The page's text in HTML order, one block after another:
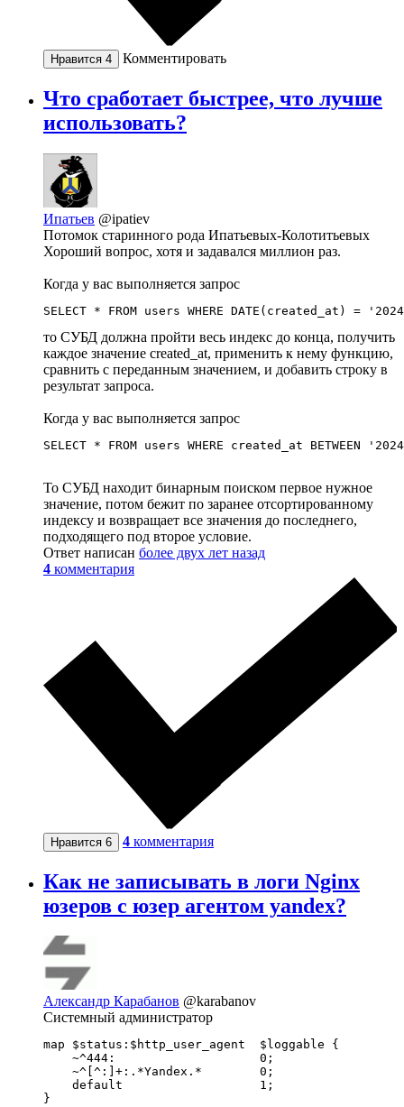
Нравится 4 Комментировать
Что сработает быстрее, что лучше
использовать?
Ипатьев @ipatiev
Потомок старинного рода Ипатьевых-Колотитьевых
Хороший вопрос, хотя и задавался миллион раз.
Когда у вас выполняется запрос
SELECT * FROM users WHERE DATE(created_at) =
то СУБД должна пройти весь индекс до конца, получить
каждое значение created_at, применить к нему функцию,
сравнить с переданным значением, и добавить строку в
результат запроса.
Когда у вас выполняется запрос
SELECT * FROM users WHERE created_at BETWEEN
То СУБД находит бинарным поиском первое нужное
значение, потом бежит по заранее отсортированному
индексу и возвращает все значения до последнего,
подходящего под второе условие.
Ответ написан более двух лет назад
4 комментария
Нравится 6 4 комментария
Как не записывать в логи Nginx
юзеров с юзер агентом yandex?
Александр Карабанов @karabanov
Системный администратор
map $status:$http_user_agent  $loggable {
    ~^444:                    0;
    ~^[^:]+:.*Yandex.*        0;
    default                   1;
}